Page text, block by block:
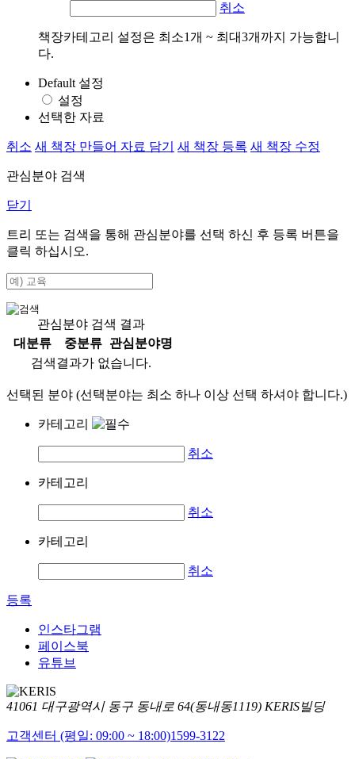
취소
책장카테고리 설정은 최소1개 ~ 최대3개까지 가능합니
다.
Default 설정
설정
선택한 자료
취소 새 책장 만들어 자료 담기 새 책장 등록 새 책장 수정
관심분야 검색
닫기
트리 또는 검색을 통해 관심분야를 선택 하신 후 등록 버튼을
클릭 하십시오.
관심분야 검색 결과
대분류
중분류
관심분야명
검색결과가 없습니다.
선택된 분야 (선택분야는 최소 하나 이상 선택 하셔야 합니다.)
카테고리
취소
카테고리
취소
카테고리
취소
등록
인스타그램
페이스북
유튜브
41061 대구광역시 동구 동내로 64(동내동1119) KERIS빌딩
고객센터 (평일: 09:00 ~ 18:00)1599-3122